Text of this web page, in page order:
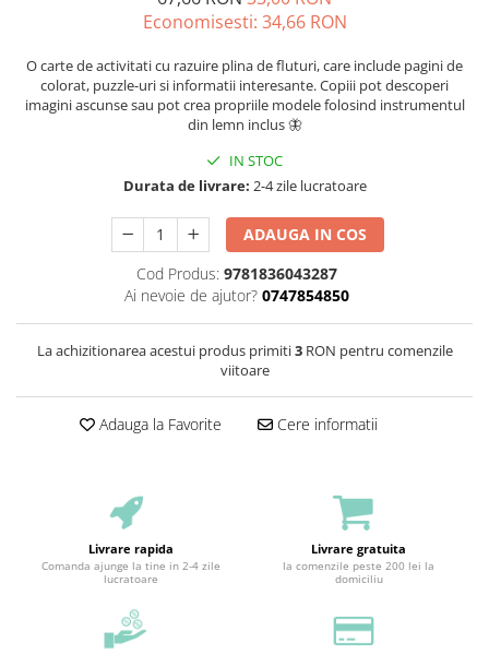
Economisesti: 34,66 RON
O carte de activitati cu razuire plina de fluturi, care include pagini de
colorat, puzzle-uri si informatii interesante. Copiii pot descoperi
imagini ascunse sau pot crea propriile modele folosind instrumentul
din lemn inclus 🦋
IN STOC
Durata de livrare: 2-4 zile lucratoare
ADAUGA IN COS
Cod Produs: 9781836043287
Ai nevoie de ajutor? 0747854850
La achizitionarea acestui produs primiti3RON pentru comenzile
viitoare
Adauga la Favorite Cere informatii
Livrare rapida
Comanda ajunge la tine in 2-4 zile
lucratoare
Livrare gratuita
la comenzile peste 200 lei la
domiciliu